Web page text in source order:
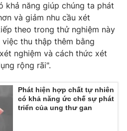
VTV Thể thao
Bất động sản
Tấm lòng Việt
Vươn mình bằng AI
khả năng giúp chúng ta phát
và giảm nhu cầu xét
theo trong thử nghiệm này
thu thập thêm bằng
nghiệm và cách thức xét
rộng rãi".
Phát hiện hợp chất tự nhiên
có khả năng ức chế sự phát
triển của ung thư gan